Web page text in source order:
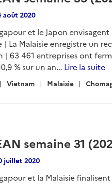
août 2020
et le Japon
| La Malaisie enregistre un
| 63 461 entreprises ont
% sur un an... Lire la suite
Vietnam Malaisie
semaine 31
juillet 2020
et la Malaisie